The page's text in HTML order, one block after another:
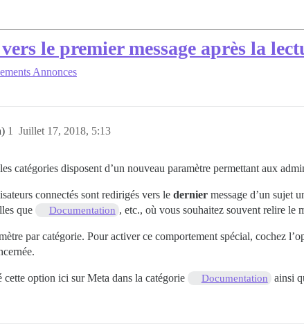
le premier message après la
Annonces
Juillet 17, 2018, 5:13
1
catégories disposent d’un nouveau paramètre permettant aux
connectés sont redirigés vers le dernier message d’un sujet
que
Documentation , etc., où vous souhaitez souvent relire le
par catégorie. Pour activer ce comportement spécial, cochez
cette option ici sur Meta dans la catégorie Documentation ainsi